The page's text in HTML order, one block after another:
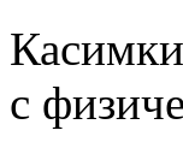
с